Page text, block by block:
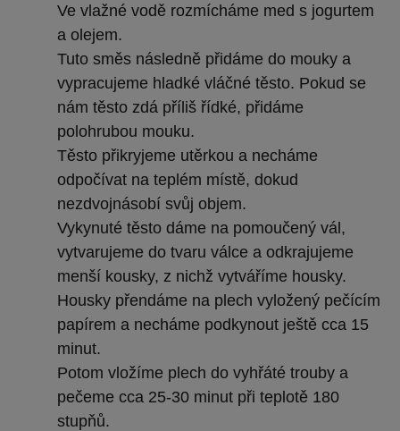
Ve vlažné vodě rozmícháme med s jogurtem
a olejem.
Tuto směs následně přidáme do mouky a
vypracujeme hladké vláčné těsto. Pokud se
nám těsto zdá příliš řídké, přidáme
polohrubou mouku.
Těsto přikryjeme utěrkou a necháme
odpočívat na teplém místě, dokud
nezdvojnásobí svůj objem.
Vykynuté těsto dáme na pomoučený vál,
vytvarujeme do tvaru válce a odkrajujeme
menší kousky, z nichž vytváříme housky.
Housky přendáme na plech vyložený pečícím
papírem a necháme podkynout ještě cca 15
minut.
Potom vložíme plech do vyhřáté trouby a
pečeme cca 25-30 minut při teplotě 180
stupňů.